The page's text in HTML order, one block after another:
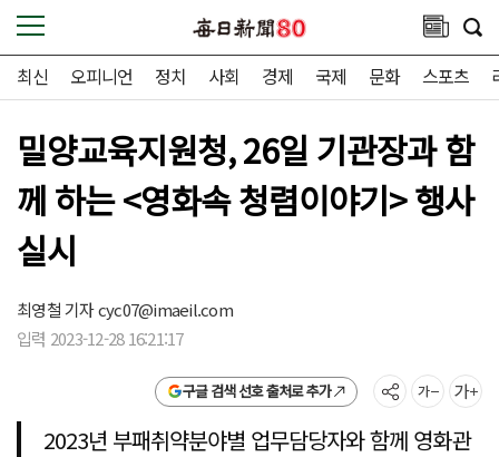
최신 오피니언 정치 사회 경제 국제 문화 스포츠
밀양교육지원청, 26일 기관장과 함
께 하는 <영화속 청렴이야기> 행사
실시
최영철 기자cyc07@imaeil.com
입력 2023-12-28 16:21:17
구글 검색 선호 출처로 추가
2023년 부패취약분야별 업무담당자와 함께 영화관